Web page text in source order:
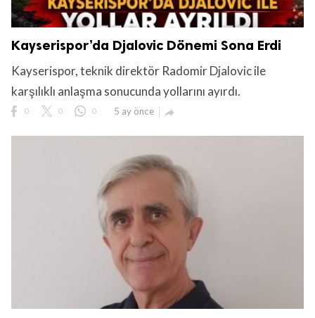
Kayserispor’da Djalovic Dönemi Sona Erdi
Kayserispor, teknik direktör Radomir Djalovic ile
karşılıklı anlaşma sonucunda yollarını ayırdı.
0 0 0 5 ay önce 